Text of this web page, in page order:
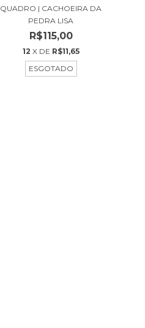
QUADRO | CACHOEIRA DA
PEDRA LISA
R$115,00
12 X DE R$11,65
ESGOTADO